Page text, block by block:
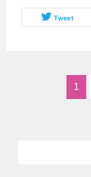
Tweet
1